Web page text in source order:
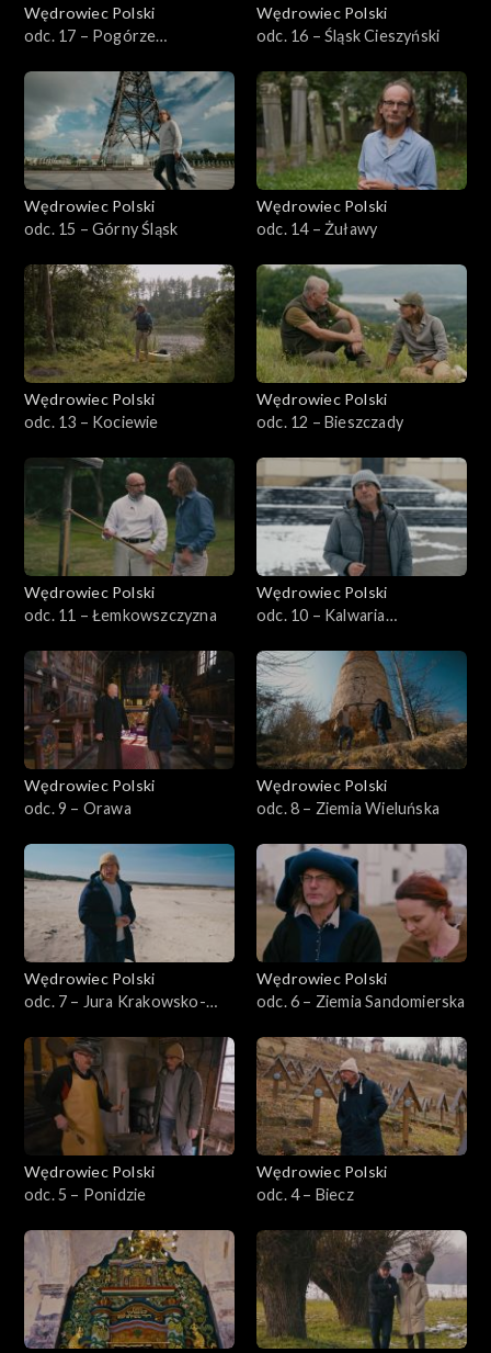
Wędrowiec Polski
odc. 17 – Pogórze
Wędrowiec Polski
odc. 16 – Śląsk Cieszyński
Wędrowiec Polski
odc. 15 – Górny Śląsk
Wędrowiec Polski
odc. 14 – Żuławy
Wędrowiec Polski
odc. 13 – Kociewie
Wędrowiec Polski
odc. 12 – Bieszczady
Wędrowiec Polski
odc. 11 – Łemkowszczyzna
Wędrowiec Polski
odc. 10 – Kalwaria
Wędrowiec Polski
odc. 9 – Orawa
Wędrowiec Polski
odc. 8 – Ziemia Wieluńska
Wędrowiec Polski
odc. 7 – Jura Krakowsko-
Wędrowiec Polski
odc. 6 – Ziemia Sandomierska
Wędrowiec Polski
odc. 5 – Ponidzie
Wędrowiec Polski
odc. 4 – Biecz